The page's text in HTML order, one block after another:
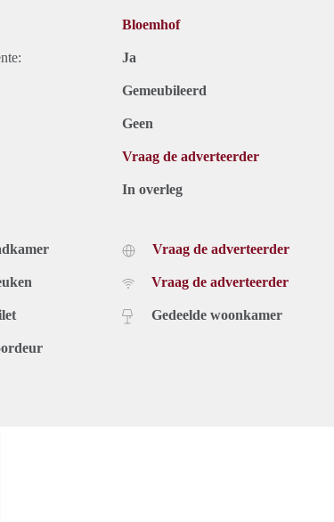
Bloemhof
Ja
Gemeubileerd
Geen
Vraag de adverteerder
In overleg
Vraag de adverteerder
Vraag de adverteerder
Gedeelde woonkamer